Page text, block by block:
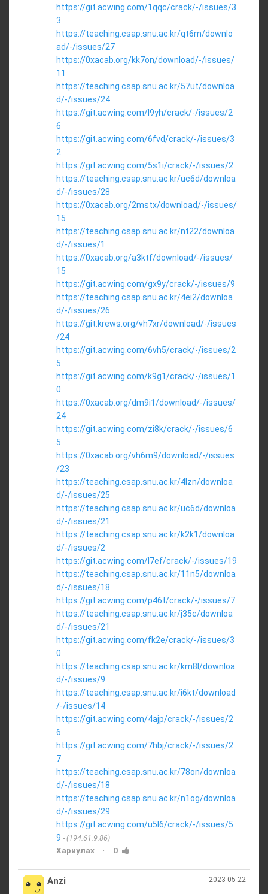
https://git.acwing.com/1qqc/crack/-/issues/3
3
https://teaching.csap.snu.ac.kr/qt6m/downlo
ad/-/issues/27
https://0xacab.org/kk7on/download/-/issues/
11
https://teaching.csap.snu.ac.kr/57ut/downloa
d/-/issues/24
https://git.acwing.com/l9yh/crack/-/issues/2
6
https://git.acwing.com/6fvd/crack/-/issues/3
2
https://git.acwing.com/5s1i/crack/-/issues/2
https://teaching.csap.snu.ac.kr/uc6d/downloa
d/-/issues/28
https://0xacab.org/2mstx/download/-/issues/
15
https://teaching.csap.snu.ac.kr/nt22/downloa
d/-/issues/1
https://0xacab.org/a3ktf/download/-/issues/
15
https://git.acwing.com/gx9y/crack/-/issues/9
https://teaching.csap.snu.ac.kr/4ei2/downloa
d/-/issues/26
https://git.krews.org/vh7xr/download/-/issues
/24
https://git.acwing.com/6vh5/crack/-/issues/2
5
https://git.acwing.com/k9g1/crack/-/issues/1
0
https://0xacab.org/dm9i1/download/-/issues/
24
https://git.acwing.com/zi8k/crack/-/issues/6
5
https://0xacab.org/vh6m9/download/-/issues
/23
https://teaching.csap.snu.ac.kr/4lzn/downloa
d/-/issues/25
https://teaching.csap.snu.ac.kr/uc6d/downloa
d/-/issues/21
https://teaching.csap.snu.ac.kr/k2k1/downloa
d/-/issues/2
https://git.acwing.com/l7ef/crack/-/issues/19
https://teaching.csap.snu.ac.kr/11n5/downloa
d/-/issues/18
https://git.acwing.com/p46t/crack/-/issues/7
https://teaching.csap.snu.ac.kr/j35c/downloa
d/-/issues/21
https://git.acwing.com/fk2e/crack/-/issues/3
0
https://teaching.csap.snu.ac.kr/km8l/downloa
d/-/issues/9
https://teaching.csap.snu.ac.kr/i6kt/download
/-/issues/14
https://git.acwing.com/4ajp/crack/-/issues/2
6
https://git.acwing.com/7hbj/crack/-/issues/2
7
https://teaching.csap.snu.ac.kr/78on/downloa
d/-/issues/18
https://teaching.csap.snu.ac.kr/n1og/downloa
d/-/issues/29
https://git.acwing.com/u5l6/crack/-/issues/5
9
(194.61.9.86)
Хариулах · 0
2023-05-22
Anzi